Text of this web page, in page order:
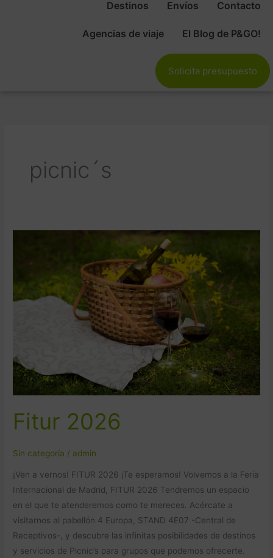
Destinos Envíos Contacto
Agencias de viaje El Blog de P&GO!
Solicita presupuesto
picnic´s
Fitur 2026
Sin categoría / admin
¡Ven a vernos! FITUR 2026 ¡Te esperamos! Volvemos a la Feria
Internacional de Madrid, FITUR 2026 Tendremos un espacio
en el que te atenderemos como te mereces. Acércate a
visitarnos al pabellón 4 Europa, STAND 4E07 -Central de
Receptivos-, y descubre las infinitas posibilidades de destinos
y servicios de Picnic’s para grupos que podemos ofrecerte.